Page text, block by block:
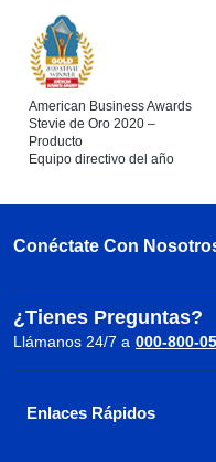
American Business Awards
Stevie de Oro 2020 –
Producto
Equipo directivo del año
Conéctate Con
¿Tienes Preguntas?
Llámanos 24/7 a 000-800-
Enlaces Rápidos